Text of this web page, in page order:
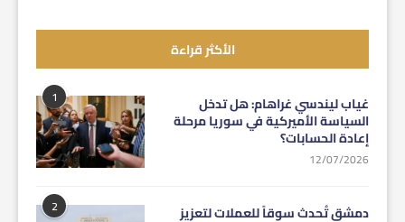
الأكثر قراءة
1 غياب ليندسي غراهام: هل تدخل
السياسة الأميركية في سوريا مرحلة
إعادة الحسابات؟
12/07/2026
2 دمشق تُحدث سوقاً للعملات لتعزيز